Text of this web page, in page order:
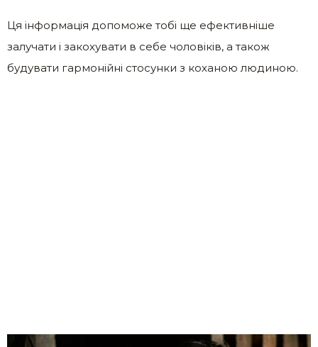
Ця інформація допоможе тобі ще ефективніше
залучати і закохувати в себе чоловіків, а також
будувати гармонійні стосунки з коханою людиною.